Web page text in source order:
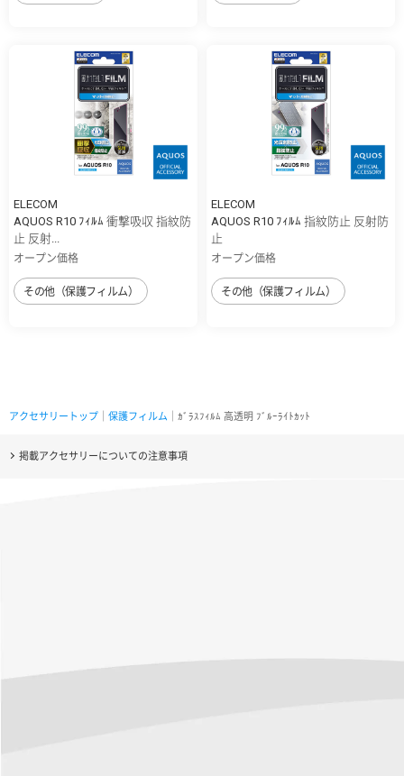
ELECOM
AQUOS R10 ﾌｨﾙﾑ 衝撃吸収 指紋防
止 反射...
オープン価格
その他（保護フィルム）
ELECOM
AQUOS R10 ﾌｨﾙﾑ 指紋防止 反射防
止
オープン価格
その他（保護フィルム）
アクセサリートップ 保護フィルム ｜ｶﾞﾗｽﾌｨﾙﾑ 高透明 ﾌﾞﾙｰﾗｲﾄｶｯﾄ
掲載アクセサリーについての注意事項